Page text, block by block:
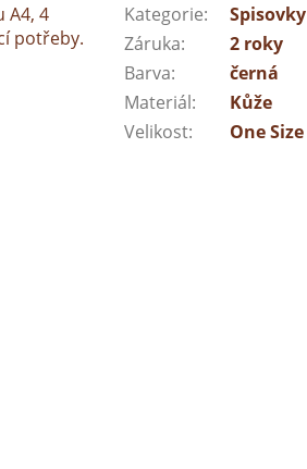
A4, 4
potřeby.
Kategorie:
Spisovky
Záruka:
2 roky
Barva:
černá
Materiál:
Kůže
Velikost: One Size